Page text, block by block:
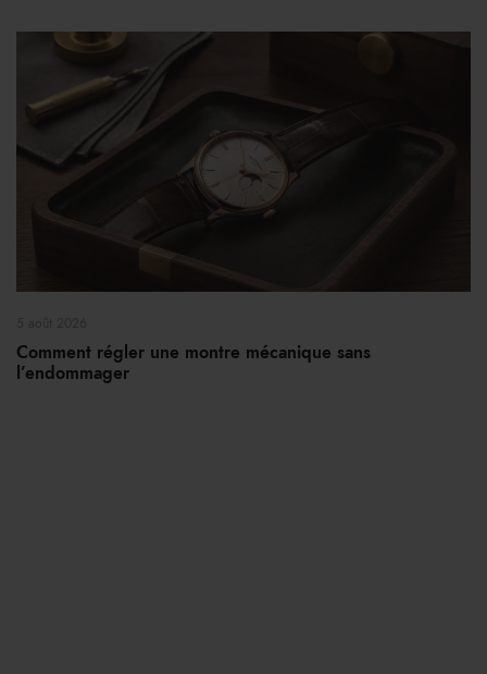
Comment régler une montre mécanique sans
l’endommager